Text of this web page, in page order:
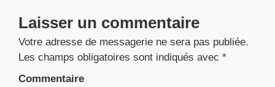
Laisser un commentaire
Votre adresse de messagerie ne sera pas publiée.
Les champs obligatoires sont indiqués avec *
Commentaire